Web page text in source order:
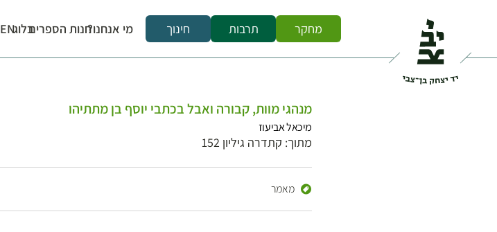
מחקר תרבות חינוך מי אנחנו?חנות הספריםבלוגEN
מנהגי מוות, קבורה ואבל בכתבי יוסף בן מתתיהו
מיכאל אביעוז
מתוך: קתדרה גיליון 152
מאמר